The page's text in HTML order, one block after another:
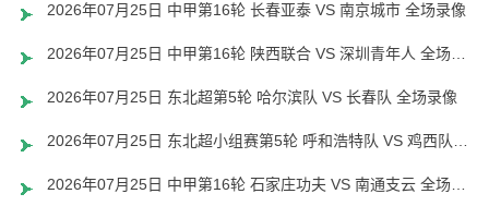
2026年07月25日 中甲第16轮 长春亚泰 VS 南京城市 全场录像
2026年07月25日 中甲第16轮 陕西联合 VS 深圳青年人 全场录像
2026年07月25日 东北超第5轮 哈尔滨队 VS 长春队 全场录像
2026年07月25日 中甲第16轮 石家庄功夫 VS 南通支云 全场录像